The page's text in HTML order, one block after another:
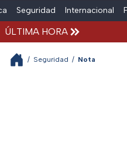
Seguridad Internacional
ÚLTIMA HORA
/ Seguridad / Nota